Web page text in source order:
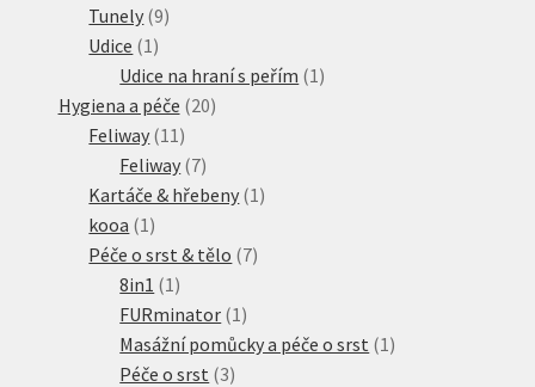
produktů
Tunely 99
Udice 1 1
produkt
Udice na hraní s peřím 1 1
Hygiena a péče 2020
Feliway 11 11
produktů
Feliway 77
produktů
Kartáče & hřebeny 1 1
kooa 1 1
produkt
Péče o srst & tělo 77
8in1 1 1
produkt
FURminator 1 1
produkt
Masážní pomůcky a péče o srst 1 1
Péče o srst 33